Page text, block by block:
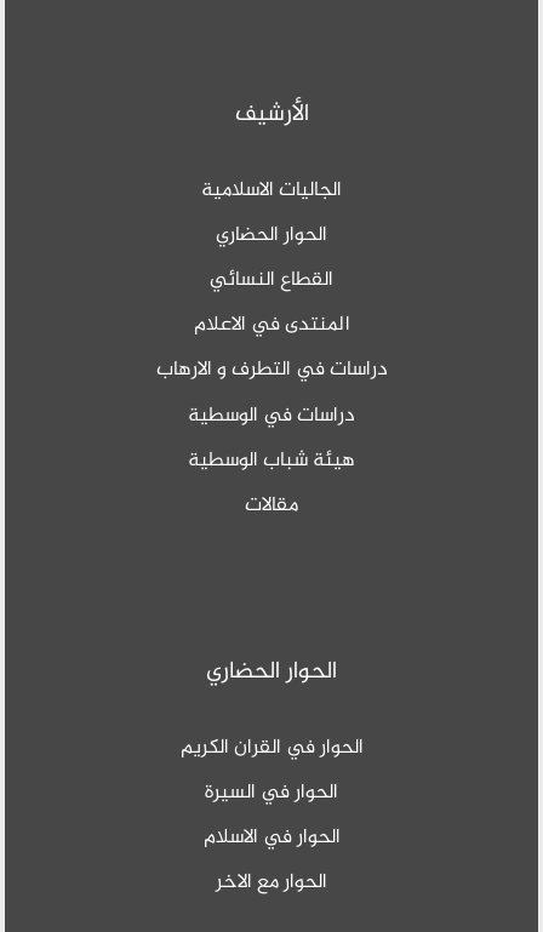
الأرشيف
الجاليات الاسلامية
الحوار الحضاري
القطاع النسائي
المنتدى في الاعلام
دراسات في التطرف و الارهاب
دراسات في الوسطية
هيئة شباب الوسطية
مقالات
الحوار الحضاري
الحوار في القران الكريم
الحوار في السيرة
الحوار في الاسلام
الحوار مع الاخر